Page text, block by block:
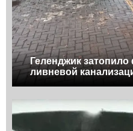
Геленджик
ливневой